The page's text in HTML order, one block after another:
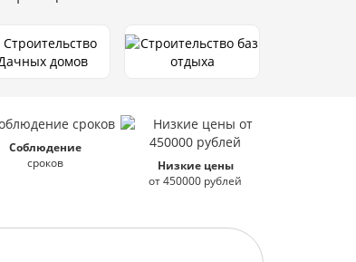
Соблюдение
сроков
Низкие цены
от 450000 рублей